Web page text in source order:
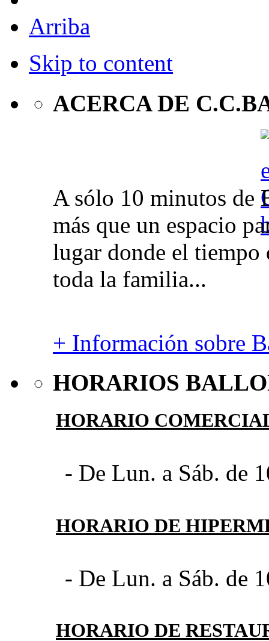
Arriba
Skip to content
ACERCA DE
A sólo 10 minutos de
más que un espacio
lugar donde el tiempo
toda la familia...
+ Información sobre
HORARIOS
HORARIO
- De Lun. a Sáb. de
HORARIO DE
- De Lun. a Sáb. de
HORARIO DE